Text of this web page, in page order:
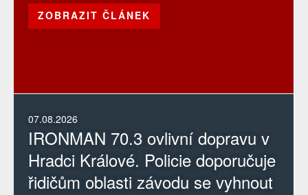
07.08.2026
IRONMAN 70.3 ovlivní dopravu v
Hradci Králové. Policie doporučuje
řidičům oblasti závodu se vyhnout
ZOBRAZIT ČLÁNEK